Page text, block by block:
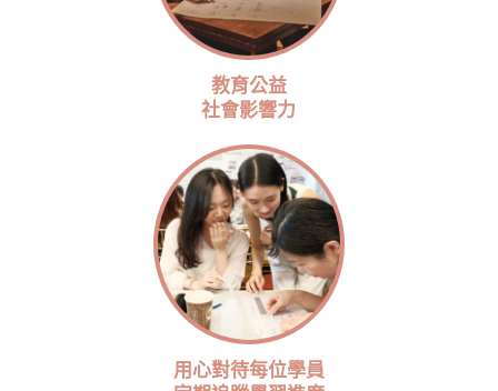
教育公益
社會影響力
用心對待每位學員